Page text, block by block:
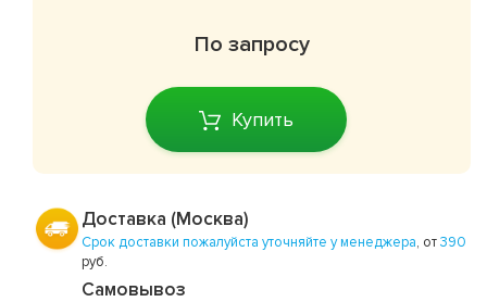
По запросу
Купить
Доставка (Москва)
Срок доставки пожалуйста уточняйте у менеджера, от390
руб.
Самовывоз